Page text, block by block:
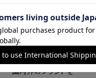
の中心エリアで現在7店舗の
セレクトショップを展開
国内外のブランドを